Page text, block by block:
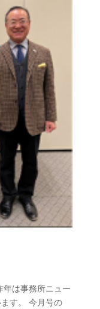
年は事務所ニュー
す。 今月号の